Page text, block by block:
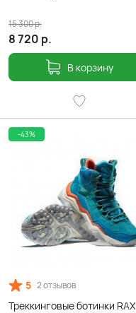
8 720 р.
15 300р.
В корзину
-43%
5 2 отзывов
Треккинговые ботинки RAX